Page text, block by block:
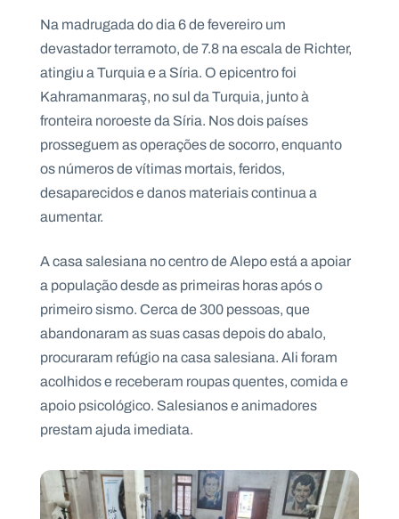
Na madrugada do dia 6 de fevereiro um
devastador terramoto, de 7.8 na escala de Richter,
atingiu a Turquia e a Síria. O epicentro foi
Kahramanmaraş, no sul da Turquia, junto à
fronteira noroeste da Síria. Nos dois países
prosseguem as operações de socorro, enquanto
os números de vítimas mortais, feridos,
desaparecidos e danos materiais continua a
aumentar.
A casa salesiana no centro de Alepo está a apoiar
a população desde as primeiras horas após o
primeiro sismo. Cerca de 300 pessoas, que
abandonaram as suas casas depois do abalo,
procuraram refúgio na casa salesiana. Ali foram
acolhidos e receberam roupas quentes, comida e
apoio psicológico. Salesianos e animadores
prestam ajuda imediata.
Notícias
P
R
T
A
L
N
A
I
L
S
a
l
e
s
i
a
n
o
s
.
t